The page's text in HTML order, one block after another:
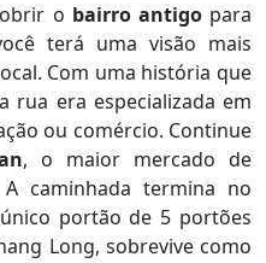
o bairro antigopara
terá uma visão mais
Com uma história que
rua era especializada em
ou comércio. Continue
, o maior mercado de
caminhada termina no
portão de 5 portões
Long, sobrevive como